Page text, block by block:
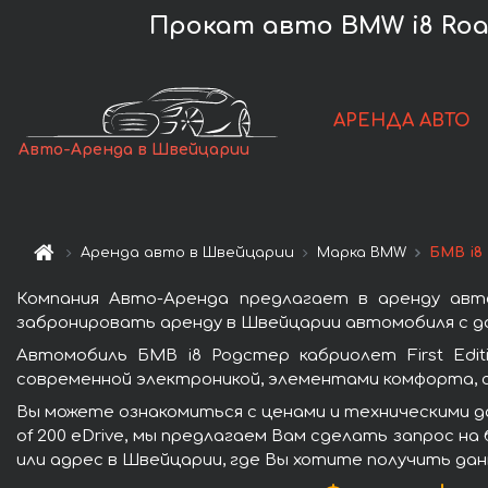
Прокат авто BMW i8
Авто-Аренда в Швейцарии
АРЕНДА АВТО
Аренда авто в Швейцарии Марка BMW БМВ i8
Компания Авто-Аренда предлагает в аренду
забронировать аренду в Швейцарии автомобиля с
Автомобиль БМВ i8 Родстер кабриолет First
современной электроникой, элементами
Вы можете ознакомиться с ценами и техническими
of 200 eDrive, мы предлагаем Вам сделать запрос
или адрес в Швейцарии, где Вы хотите получить